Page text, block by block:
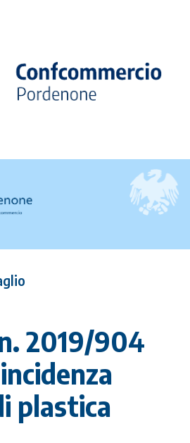
2019/904
plastica